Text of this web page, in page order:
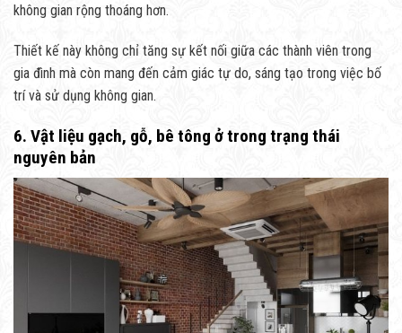
không gian rộng thoáng hơn.
Thiết kế này không chỉ tăng sự kết nối giữa các thành viên trong
gia đình mà còn mang đến cảm giác tự do, sáng tạo trong việc bố
trí và sử dụng không gian.
6. Vật liệu gạch, gỗ, bê tông ở trong trạng thái
nguyên bản